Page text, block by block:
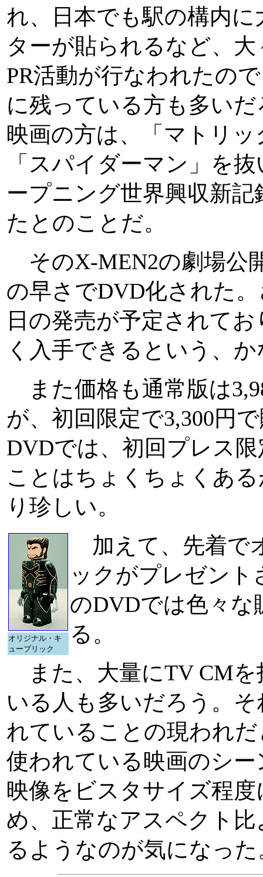
れ、日本でも駅の構内に
ターが貼られるなど、大
PR活動が行なわれたの
に残っている方も多いだ
映画の方は、「マトリッ
「スパイダーマン」を
ープニング世界興収新記
たとのことだ。
そのX-MEN2の劇場公
の早さでDVD化された
日の発売が予定されて
く入手できるという、
また価格も通常版は
が、初回限定で3,300円
DVDでは、初回プレス
ことはちょくちょくあ
り珍しい。
オリジナル・キ
ューブリック
加えて、先着で
ックがプレゼント
のDVDでは色々な
る。
また、大量にTV CMを
いる人も多いだろう。
れていることの現われ
使われている映画のシ
映像をビスタサイズ程
め、正常なアスペクト
るようなのが気になった